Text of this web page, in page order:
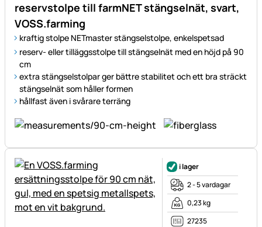
reservstolpe till farmNET stängselnät, svart,
VOSS.farming
kraftig stolpe NETmaster stängselstolpe, enkelspetsad
reserv- eller tilläggsstolpe till stängselnät med en höjd på 90
cm
extra stängselstolpar ger bättre stabilitet och ett bra sträckt
stängselnät som håller formen
hållfast även i svårare terräng
i lager
2 - 5 vardagar
0,23 kg
27235